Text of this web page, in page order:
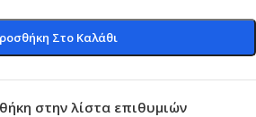
Στο Καλάθι
στην λίστα επιθυμιών